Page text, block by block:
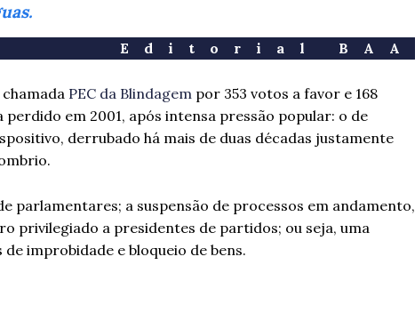
Editorial BAA
PEC da Blindagem por 353 votos a favor e 168
em 2001, após intensa pressão popular: o de
derrubado há mais de duas décadas justamente
parlamentares; a suspensão de processos em andamento,
privilegiado a presidentes de partidos; ou seja, uma
improbidade e bloqueio de bens.